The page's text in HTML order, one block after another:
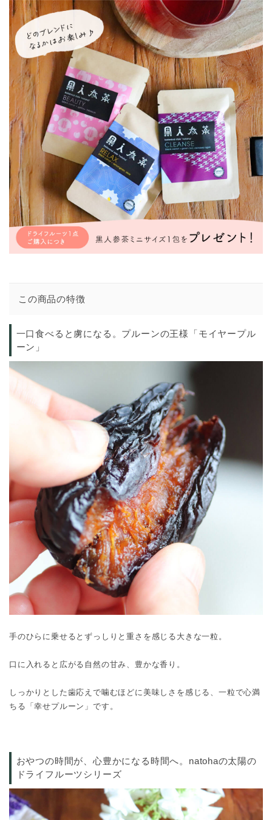
この商品の特徴
一口食べると虜になる。プルーンの王様「モイヤープル
ーン」
手のひらに乗せるとずっしりと重さを感じる大きな一粒。
口に入れると広がる自然の甘み、豊かな香り。
しっかりとした歯応えで噛むほどに美味しさを感じる、一粒で心満
ちる「幸せプルーン」です。
おやつの時間が、心豊かになる時間へ。natohaの太陽の
ドライフルーツシリーズ